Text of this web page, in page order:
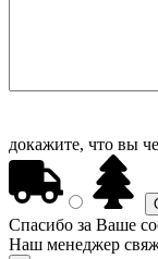
докажите, что вы
Спасибо за Ваше
Наш менеджер